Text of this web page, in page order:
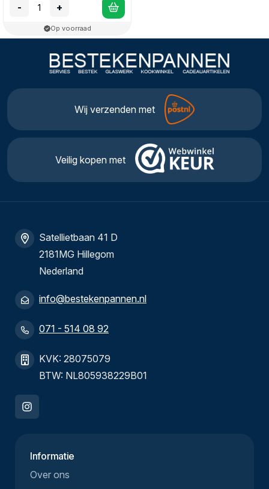
- +
Op voorraad
Wij verzenden met
Veilig kopen met
Satellietbaan 41 D
2181MG Hillegom
Nederland
info@bestekenpannen.nl
071 - 514 08 92
KVK: 28075079
BTW: NL805938229B01
Informatie
Over ons